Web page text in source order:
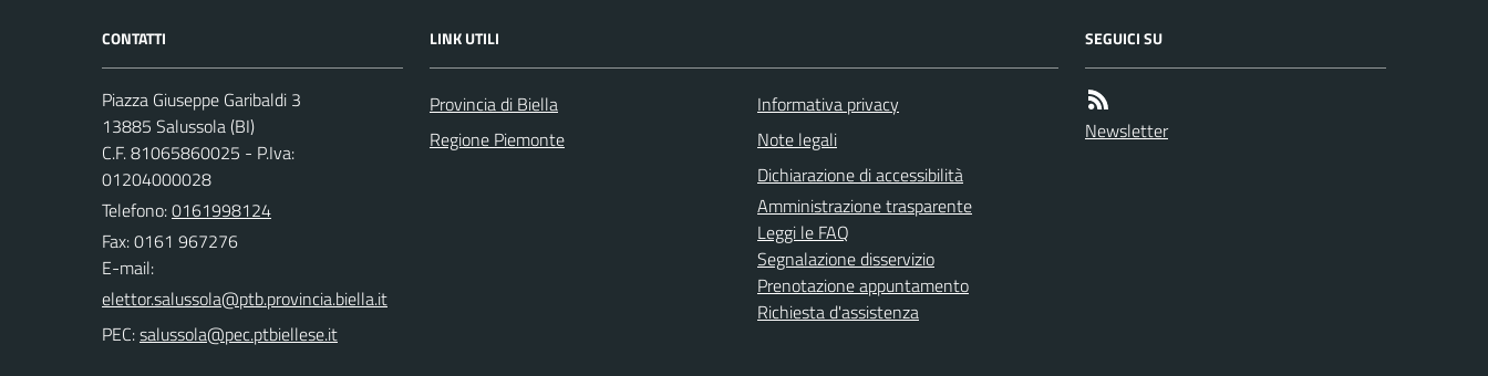
CONTATTI
Piazza Giuseppe Garibaldi 3
13885 Salussola (BI)
C.F. 81065860025 - P.Iva:
01204000028
Telefono:0161998124
Fax: 0161 967276
E-mail:
PEC:
LINK UTILI
Provincia di Biella
Regione Piemonte
Informativa privacy
Note legali
Dichiarazione di accessibilità
Amministrazione trasparente
Leggi le FAQ
Segnalazione disservizio
Prenotazione appuntamento
Richiesta d'assistenza
SEGUICI SU
Newsletter